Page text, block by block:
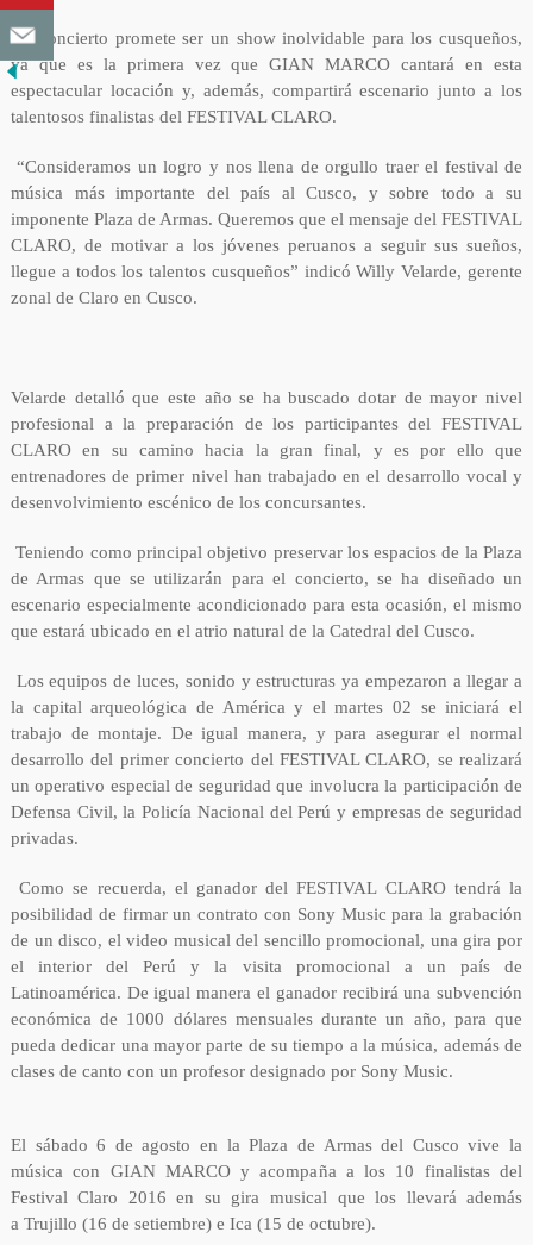
El concierto promete ser un show inolvidable para los cusqueños,
ya que es la primera vez que GIAN MARCO cantará en esta
espectacular locación y, además, compartirá escenario junto a los
talentosos finalistas del FESTIVAL CLARO.
“Consideramos un logro y nos llena de orgullo traer el festival de
música más importante del país al Cusco, y sobre todo a su
imponente Plaza de Armas. Queremos que el mensaje del FESTIVAL
CLARO, de motivar a los jóvenes peruanos a seguir sus sueños,
llegue a todos los talentos cusqueños” indicó Willy Velarde, gerente
zonal de Claro en Cusco.
Velarde detalló que este año se ha buscado dotar de mayor nivel
profesional a la preparación de los participantes del FESTIVAL
CLARO en su camino hacia la gran final, y es por ello que
entrenadores de primer nivel han trabajado en el desarrollo vocal y
desenvolvimiento escénico de los concursantes.
Teniendo como principal objetivo preservar los espacios de la Plaza
de Armas que se utilizarán para el concierto, se ha diseñado un
escenario especialmente acondicionado para esta ocasión, el mismo
que estará ubicado en el atrio natural de la Catedral del Cusco.
Los equipos de luces, sonido y estructuras ya empezaron a llegar a
la capital arqueológica de América y el martes 02 se iniciará el
trabajo de montaje. De igual manera, y para asegurar el normal
desarrollo del primer concierto del FESTIVAL CLARO, se realizará
un operativo especial de seguridad que involucra la participación de
Defensa Civil, la Policía Nacional del Perú y empresas de seguridad
privadas.
Como se recuerda, el ganador del FESTIVAL CLARO tendrá la
posibilidad de firmar un contrato con Sony Music para la grabación
de un disco, el video musical del sencillo promocional, una gira por
el interior del Perú y la visita promocional a un país de
Latinoamérica. De igual manera el ganador recibirá una subvención
económica de 1000 dólares mensuales durante un año, para que
pueda dedicar una mayor parte de su tiempo a la música, además de
clases de canto con un profesor designado por Sony Music.
El sábado 6 de agosto en la Plaza de Armas del Cusco vive la
música con GIAN MARCO y acompaña a los 10 finalistas del
Festival Claro 2016 en su gira musical que los llevará además
a Trujillo (16 de setiembre) e Ica (15 de octubre).